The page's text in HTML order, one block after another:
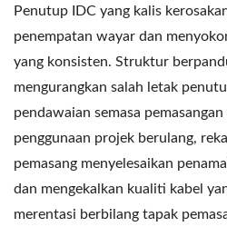
Penutup IDC yang kalis
penempatan wayar dan
yang konsisten. Struktur
mengurangkan salah letak
pendawaian semasa
penggunaan projek berulang,
pemasang menyelesaikan
dan mengekalkan kualiti kabel
merentasi berbilang tapak